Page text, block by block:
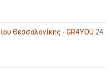
Θεσσαλονίκης - GR4YOU 24